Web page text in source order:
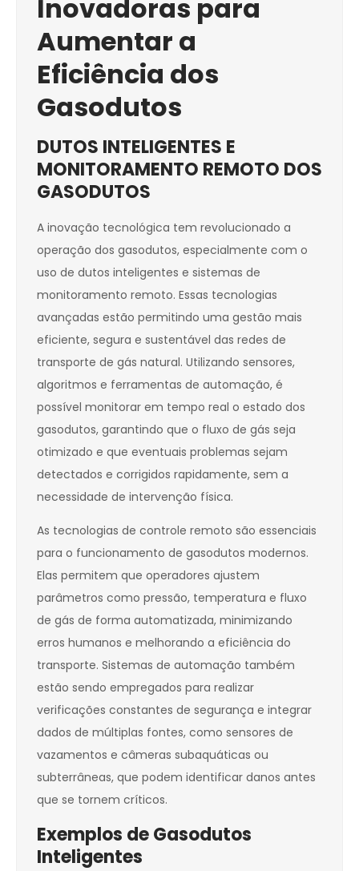
Inovadoras para
Aumentar a
Eficiência dos
Gasodutos
DUTOS INTELIGENTES E
MONITORAMENTO REMOTO DOS
GASODUTOS
A inovação tecnológica tem revolucionado a
operação dos gasodutos, especialmente com o
uso de dutos inteligentes e sistemas de
monitoramento remoto. Essas tecnologias
avançadas estão permitindo uma gestão mais
eficiente, segura e sustentável das redes de
transporte de gás natural. Utilizando sensores,
algoritmos e ferramentas de automação, é
possível monitorar em tempo real o estado dos
gasodutos, garantindo que o fluxo de gás seja
otimizado e que eventuais problemas sejam
detectados e corrigidos rapidamente, sem a
necessidade de intervenção física.
As tecnologias de controle remoto são essenciais
para o funcionamento de gasodutos modernos.
Elas permitem que operadores ajustem
parâmetros como pressão, temperatura e fluxo
de gás de forma automatizada, minimizando
erros humanos e melhorando a eficiência do
transporte. Sistemas de automação também
estão sendo empregados para realizar
verificações constantes de segurança e integrar
dados de múltiplas fontes, como sensores de
vazamentos e câmeras subaquáticas ou
subterrâneas, que podem identificar danos antes
que se tornem críticos.
Exemplos de Gasodutos
Inteligentes